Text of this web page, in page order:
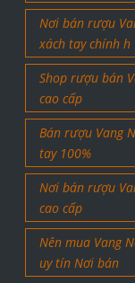
Nơi bán rượu
xách tay chính h
Shop rượu bán
cao cấp
Bán rượu Vang
tay 100%
Nơi bán rượu
cao cấp
Nên mua Vang
uy tín Nơi bán